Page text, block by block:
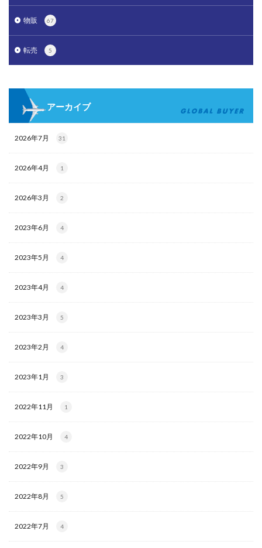
物販 67
転売 5
アーカイブ
2026年7月 31
2026年4月 1
2026年3月 2
2023年6月 4
2023年5月 4
2023年4月 4
2023年3月 5
2023年2月 4
2023年1月 3
2022年11月 1
2022年10月 4
2022年9月 3
2022年8月 5
2022年7月 4